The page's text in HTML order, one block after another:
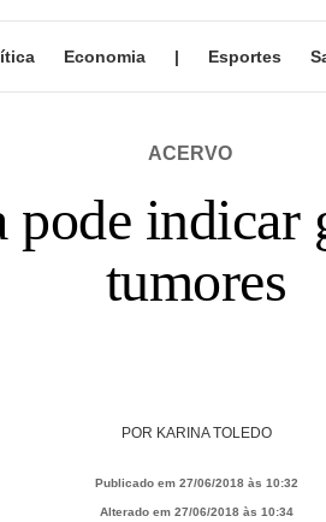
Economia | Esportes
ACERVO
indicar
tumores
POR KARINA TOLEDO
Publicado em 27/06/2018 às 10:32
Alterado em 27/06/2018 às 10:34